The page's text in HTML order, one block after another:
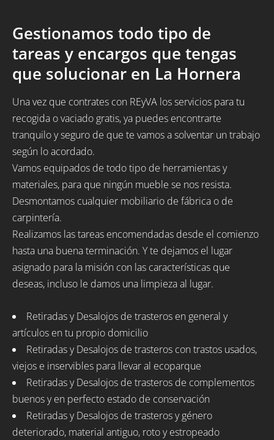
Gestionamos todo tipo de
tareas y encargos que tengas
que solucionar en La Hornera
Una vez que contrates con REyVA los servicios para tu
recogida o vaciado gratis, ya puedes encontrarte
tranquilo y seguro de que te vamos a solventar un trabajo
según lo acordado.
Vamos equipados de todo tipo de herramientas y
materiales, para que ningún mueble se nos resista.
Desmontamos cualquier mobiliario de fábrica o de
carpintería.
Realizamos las tareas encomendadas desde el comienzo
hasta una buena terminación. Y te dejamos el lugar
asignado para la misión con las características que
deseas, incluso le damos una limpieza al lugar.
Retiradas y Desalojos de trasteros en general y
artículos en tu propio domicilio
Retiradas y Desalojos de trasteros con trastos usados,
viejos e inservibles para llevar al ecoparque
Retiradas y Desalojos de trasteros de complementos
buenos y en perfecto estado de conservación
Retiradas y Desalojos de trasteros y género
deteriorado, material antiguo, roto y estropeado